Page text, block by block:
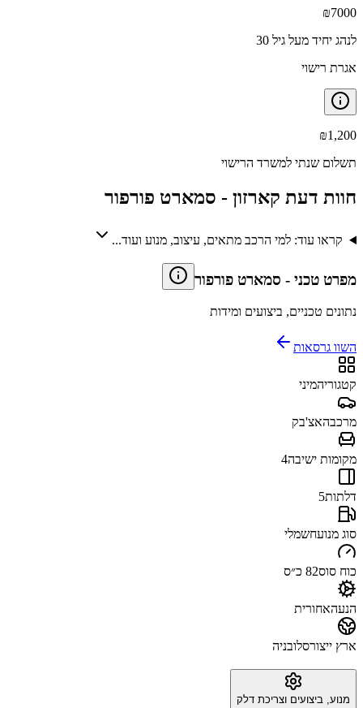
₪7000
לנהג יחיד מעל גיל 30
אגרת רישוי
₪1,200
תשלום שנתי למשרד הרישוי
חוות דעת קארזון - סמארט פורפור
קראו עוד: למי הרכב מתאים, עיצוב, מנוע ועוד...
מפרט טכני - סמארט פורפור
נתונים טכניים, ביצועים ומידות
השוו גרסאות
קטגוריהמיני
מרכבהאצ'בק
מקומות ישיבה4
דלתות5
סוג מנועחשמלי
כוח סוס82 כ״ס
הנעהאחורית
ארץ ייצורסלובניה
מנוע, ביצועים וצריכת דלק